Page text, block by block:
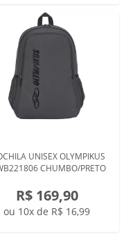
UNISEX OLYMPIKUS
CHUMBO/PRETO
R$ 169,90
ou 10x de R$ 16,99